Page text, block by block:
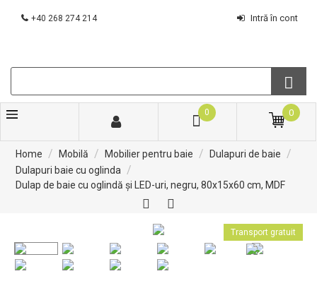
+40 268 274 214 Intră în cont
0 0
Home / Mobilă / Mobilier pentru baie / Dulapuri de baie /
Dulapuri baie cu oglinda /
Dulap de baie cu oglindă și LED-uri, negru, 80x15x60 cm, MDF
Transport gratuit